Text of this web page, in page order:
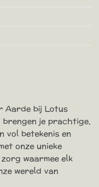
Aarde bij Lotus
je prachtige,
vol betekenis en
onze unieke
waarmee elk
wereld van